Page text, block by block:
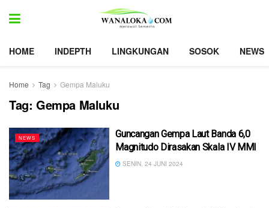
HOME INDEPTH LINGKUNGAN SOSOK NEWS
Home Tag Gempa Maluku
Tag: Gempa Maluku
NEWS
Guncangan Gempa Laut Banda 6,0
Magnitudo Dirasakan Skala IV MMI
SENIN, 24 JUNI 2024